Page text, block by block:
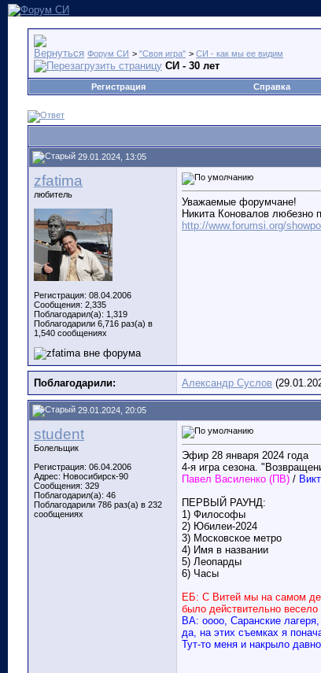
Форум СИ > "Своя игра" > СИ - как мы ее видим
СИ - 30 лет
Регистрация Справка
29.01.2024, 13:05
zfatima
любитель
Регистрация: 08.04.2006
Сообщения: 2,335
Поблагодарил(а): 1,319
Поблагодарили 6,716 раз(а) в
1,540 сообщениях
Уважаемые форумчане!
Никита Коновалов любезно
http://www.forumsi.org/
Поблагодарили: Александр Суслов
29.01.2024, 20:05
student
Болельщик
Регистрация: 06.04.2006
Адрес: Новосибирск-90
Сообщения: 329
Поблагодарил(а): 46
Поблагодарили 786 раз(а) в 232
сообщениях
Эфир 28 января 2024 года
4-я игра сезона.
Павел Василенко (ПВ) /
ПЕРВЫЙ РАУНД:
1) Философы
2) Юбилеи-2024
3) Московское метро
4) Имя в названии
5) Леопарды
6) Часы
ЕБ: С Витей мы на самом
было действительно весело
ВА: оооо, Саранские
да, на этих съемках я
Тут-то меня и накрыло